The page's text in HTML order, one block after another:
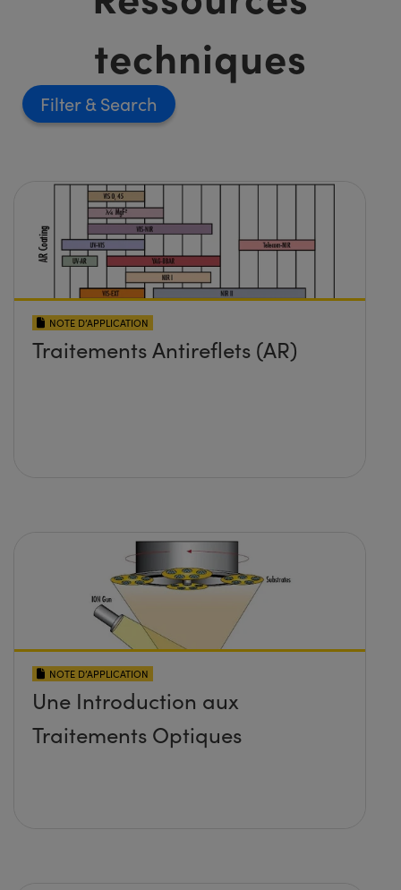
techniques
Filter
NOTE D’APPLICATION
Traitements Antireflets (AR)
NOTE D’APPLICATION
Une Introduction aux
Traitements Optiques